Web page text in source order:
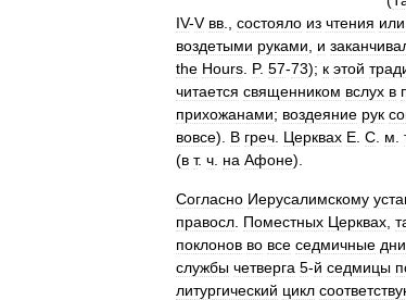
IV-V вв состояло из чтения или
воздетыми руками и
the Hours P. 57-73); к этой
читается священником вслух в
прихожанами; воздеяние рук
вовсе). В греч Церквах Е С м
(в т. ч на Афоне).
Согласно Иерусалимскому
правосл Поместных Церквах
поклонов во все седмичные дни
службы четверга 5-й седмицы
литургический цикл